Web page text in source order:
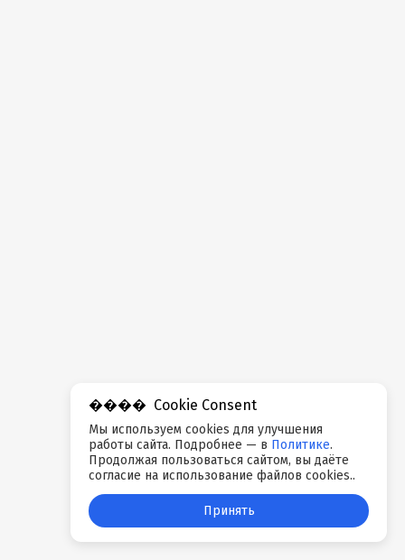
Cookie Consent
Мы используем cookies для улучшения
работы сайта. Подробнее — в Политике.
Продолжая пользоваться сайтом, вы даёте
согласие на использование файлов cookies..
Принять